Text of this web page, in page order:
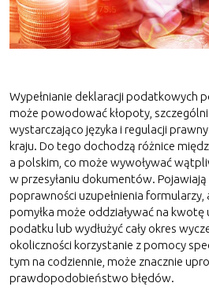
Wypełnianie deklaracji podatkowych
może powodować kłopoty,
wystarczająco języka i regulacji
kraju. Do tego dochodzą różnice
a polskim, co może wywoływać
w przesyłaniu dokumentów.
poprawności uzupełnienia formularzy,
pomyłka może oddziaływać na
podatku lub wydłużyć cały okres
okoliczności korzystanie z pomocy
tym na codziennie, może znacznie
prawdopodobieństwo błędów.